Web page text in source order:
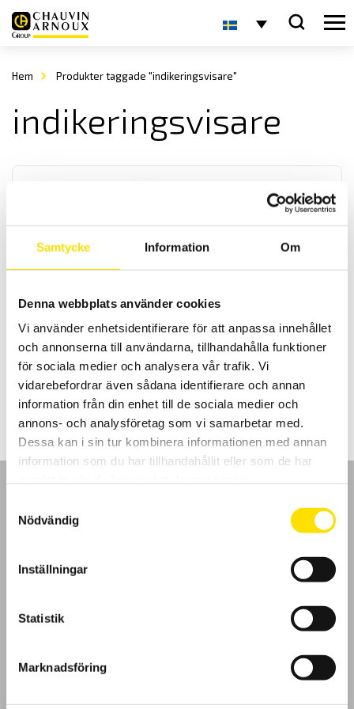
Samtycke Information Om
Denna webbplats använder cookies
Vi använder enhetsidentifierare för att anpassa innehållet
och annonserna till användarna, tillhandahålla funktioner
för sociala medier och analysera vår trafik. Vi
vidarebefordrar även sådana identifierare och annan
information från din enhet till de sociala medier och
annons- och analysföretag som vi samarbetar med.
Dessa kan i sin tur kombinera informationen med annan
information som du har tillhandahållit eller som de har
Nödvändig
Inställningar
Statistik
Marknadsföring
Hem Produkter taggade "indikeringsvisare"
indikeringsvisare
Vi har ett brett sortiment av digitala lägesgivare samt
lampindikatorer för manöverpaneler och apparatskåp. De kan fås
med olika färger samt för olika spänningar vilket anges vid
beställning.
LÄS MER